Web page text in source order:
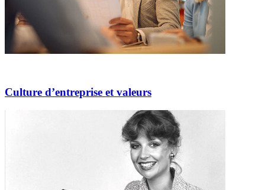
Culture d’entreprise et valeurs